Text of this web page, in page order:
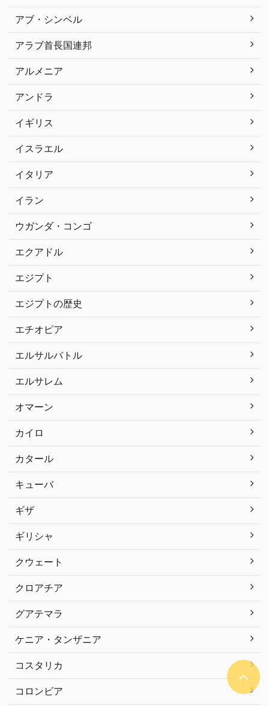
アブ・シンベル
アラブ首長国連邦
アルメニア
アンドラ
イギリス
イスラエル
イタリア
イラン
ウガンダ・コンゴ
エクアドル
エジプト
エジプトの歴史
エチオピア
エルサルバトル
エルサレム
オマーン
カイロ
カタール
キューバ
ギザ
ギリシャ
クウェート
クロアチア
グアテマラ
ケニア・タンザニア
コスタリカ
コロンビア